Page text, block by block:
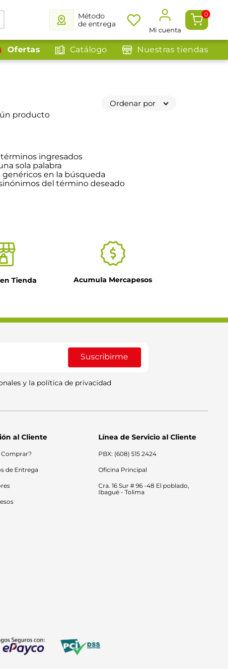
Método
de entrega
Mi cuenta
0
Ofertas Catálogo Nuestras tiendas
Ordenar por
producto
ingresados
sola palabra
en la búsqueda
del término deseado
Tienda Acumula Mercapesos
Suscribirme
y la política de privacidad
al Cliente
de Entrega
Línea de Servicio al Cliente
PBX: (608) 515 2424
Oficina Principal
Cra. 16 Sur # 96 -48 El poblado,
Ibagué - Tolima